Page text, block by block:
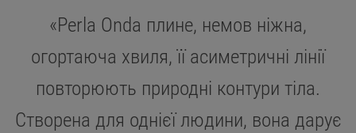
«Perla Onda плине, немов ніжна,
огортаюча хвиля, її асиметричні лінії
повторюють природні контури тіла.
Створена для однієї людини, вона дарує